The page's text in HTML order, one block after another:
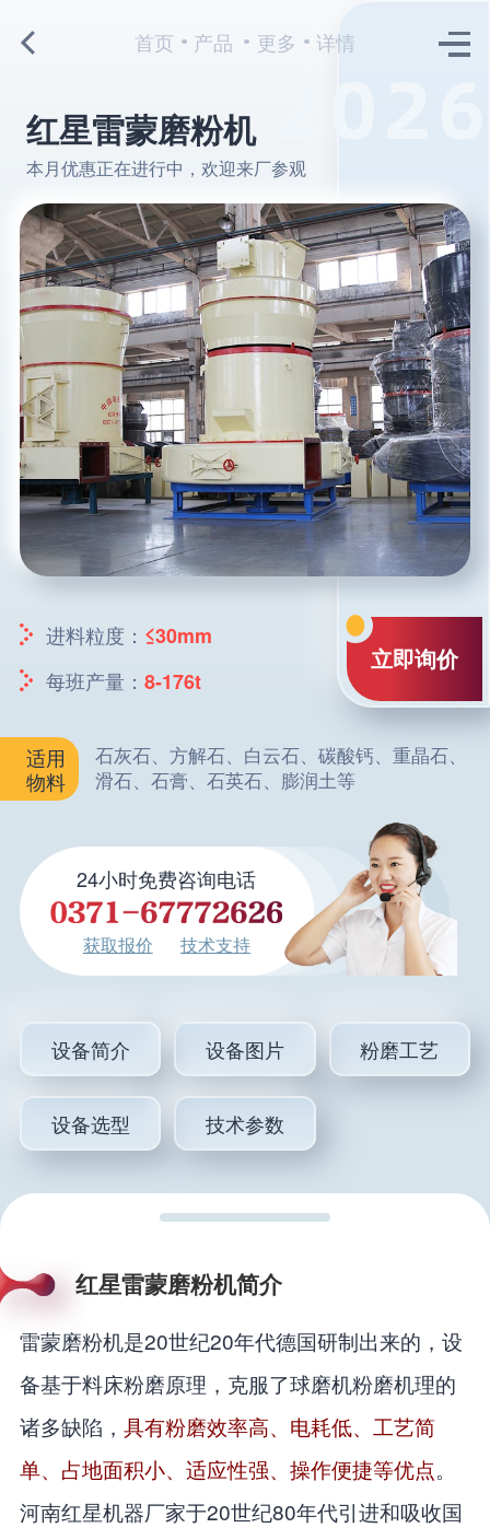
首页 产品 更多 详情
红星雷蒙磨粉机
本月优惠正在进行中，欢迎来厂参观
进料粒度： ≤30mm
每班产量： 8-176t
立即询价
适用
物料
石灰石、方解石、白云石、碳酸钙、重晶石、
滑石、石膏、石英石、膨润土等
24小时免费咨询电话
获取报价 技术支持
设备简介 设备图片 粉磨工艺
设备选型 技术参数
红星雷蒙磨粉机简介
雷蒙磨粉机是20世纪20年代德国研制出来的，设
备基于料床粉磨原理，克服了球磨机粉磨机理的
诸多缺陷， 具有粉磨效率高、电耗低、工艺简
单、占地面积小、适应性强、操作便捷等优点。
河南红星机器厂家于20世纪80年代引进和吸收国